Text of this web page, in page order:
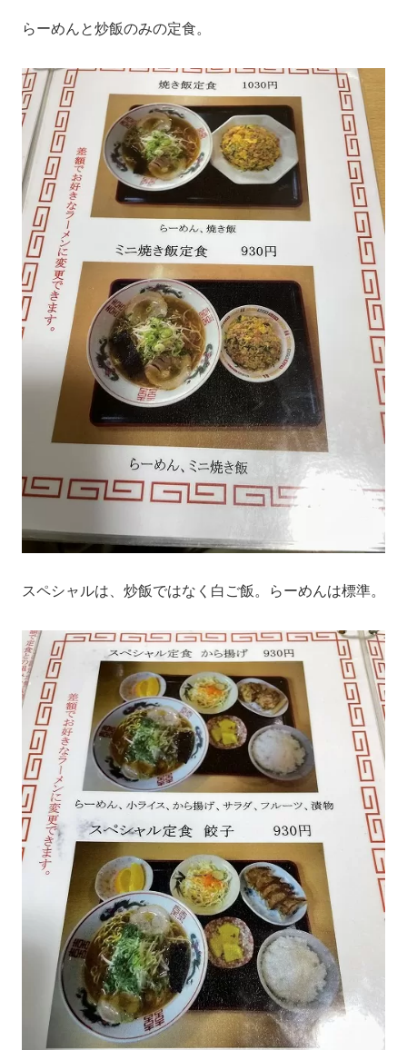
らーめんと炒飯のみの定食。
スペシャルは、炒飯ではなく白ご飯。らーめんは標準。